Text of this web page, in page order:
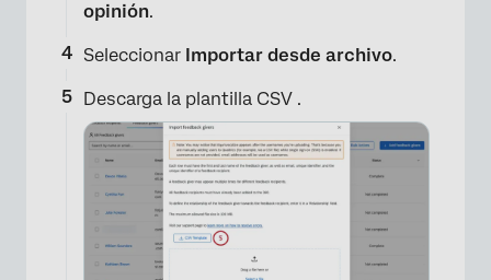
opinión.
Seleccionar Importar desde archivo.
Descarga la plantilla CSV .